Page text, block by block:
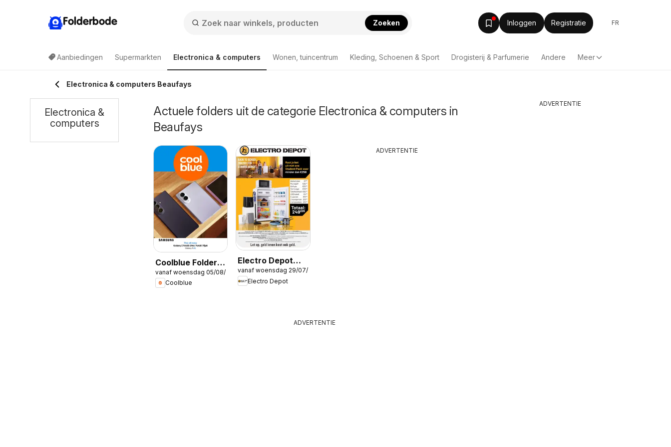
Folderbode Zoeken Inloggen Registratie FR
Aanbiedingen Supermarkten Electronica & computers Wonen, tuincentrum Kleding, Schoenen & Sport Drogisterij & Parfumerie Andere Meer
Electronica & computers Beaufays
Actuele folders uit de categorie Electronica & computers in
Beaufays
Coolblue Folder /
Publicité
vanaf woensdag 05/08/2026
Coolblue
Electro Depot
Folder
vanaf woensdag 29/07/2026
Electro Depot
ADVERTENTIE
ADVERTENTIE
Electronica &
computers
ADVERTENTIE